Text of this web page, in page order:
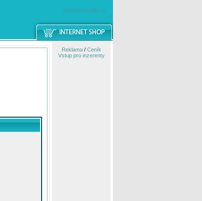
windowsmobile.cz
Reklama/ Ceník
Vstup pro inzerenty